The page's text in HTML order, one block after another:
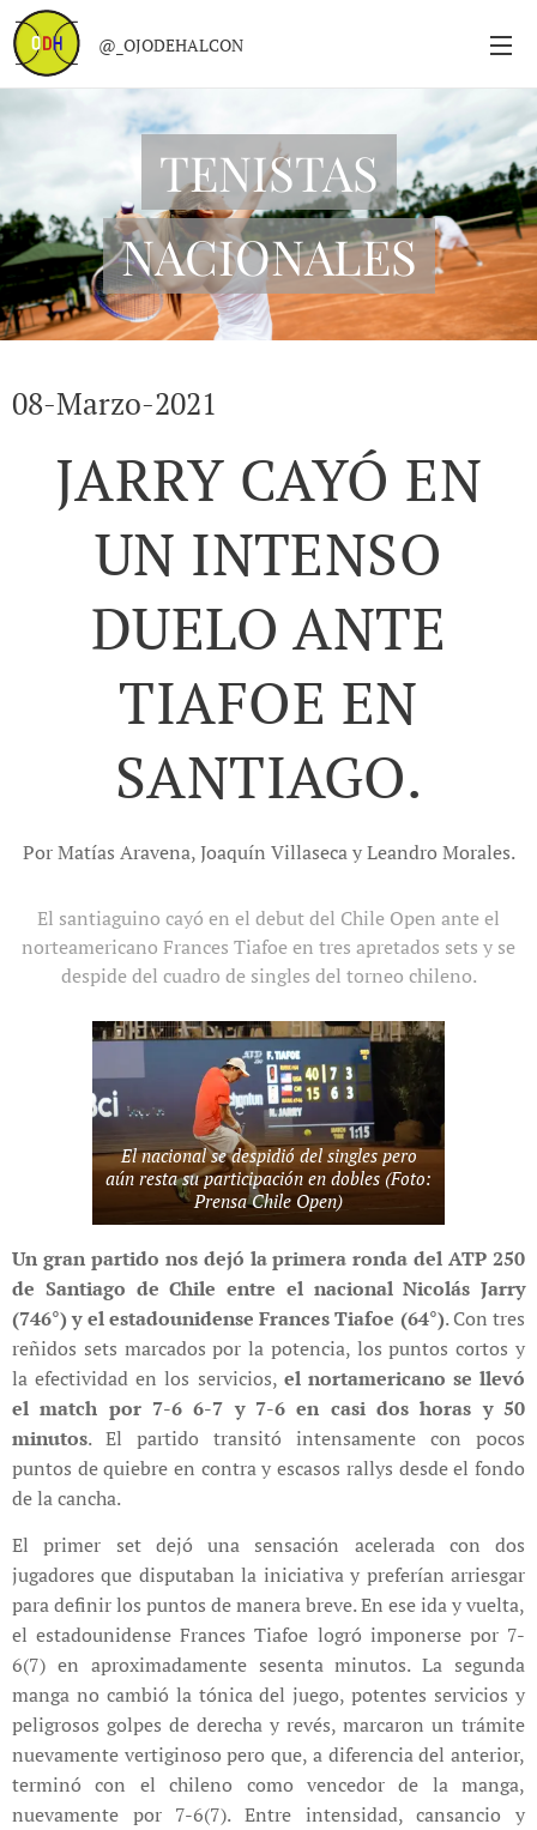
@_OJODEHALCON
TENISTAS
NACIONALES
08-Marzo-2021
JARRY CAYÓ EN
UN INTENSO
DUELO ANTE
TIAFOE EN
SANTIAGO.
Por Matías Aravena, Joaquín Villaseca y Leandro Morales.
El santiaguino cayó en el debut del Chile Open ante el
norteamericano Frances Tiafoe en tres apretados sets y se
despide del cuadro de singles del torneo chileno.
El nacional se despidió del singles pero
aún resta su participación en dobles (Foto:
Prensa Chile Open)
Un gran partido nos dejó la primera ronda del ATP 250
de Santiago de Chile entre el nacional Nicolás Jarry
(746°) y el estadounidense Frances Tiafoe (64°). Con tres
reñidos sets marcados por la potencia, los puntos cortos y
la efectividad en los servicios, el nortamericano se llevó
el match por 7-6 6-7 y 7-6 en casi dos horas y 50
minutos. El partido transitó intensamente con pocos
puntos de quiebre en contra y escasos rallys desde el fondo
de la cancha.
El primer set dejó una sensación acelerada con dos
jugadores que disputaban la iniciativa y preferían arriesgar
para definir los puntos de manera breve. En ese ida y vuelta,
el estadounidense Frances Tiafoe logró imponerse por 7-
6(7) en aproximadamente sesenta minutos. La segunda
manga no cambió la tónica del juego, potentes servicios y
peligrosos golpes de derecha y revés, marcaron un trámite
nuevamente vertiginoso pero que, a diferencia del anterior,
terminó con el chileno como vencedor de la manga,
nuevamente por 7-6(7). Entre intensidad, cansancio y